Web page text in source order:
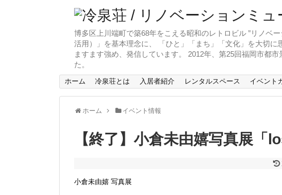
博多区上川端町で築68年をこえる昭和のレトロビル ”リノベ
活用）」を基本理念に、 「ひと」「まち」「文化」を大切
ますます強め、発信しています。 2012年、第25回福岡市都
た。
ホーム 冷泉荘とは 入居者紹介 レンタルスペース イベント
ホーム イベント情報
【終了】小倉未由嬉写真展「
小倉未由嬉 写真展